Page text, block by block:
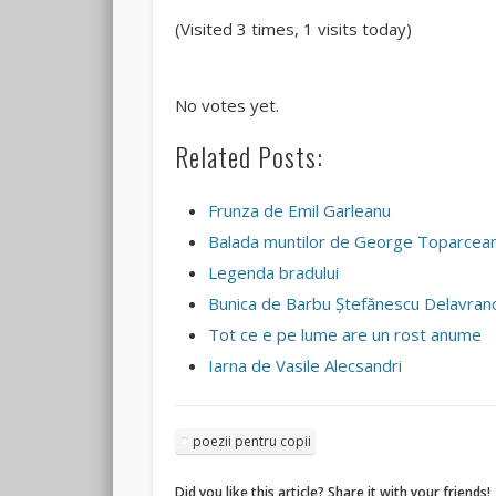
(Visited 3 times, 1 visits today)
No votes yet.
Related Posts:
Frunza de Emil Garleanu
Balada muntilor de George
Legenda bradului
Bunica de Barbu Ştefănescu
Tot ce e pe lume are un rost anume
Iarna de Vasile Alecsandri
poezii pentru copii